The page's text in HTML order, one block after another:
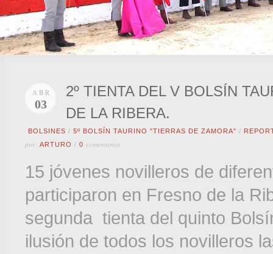
ABR
03
2º TIENTA DEL V BOLSÍN
DE LA RIBERA.
BOLSINES / 5º BOLSÍN TAURINO "TIERRAS DE ZAMORA" /
por ARTURO / 0 comentarios
15 jóvenes novilleros de
participaron en Fresno de la
segunda tienta del quinto
ilusión de todos los novilleros